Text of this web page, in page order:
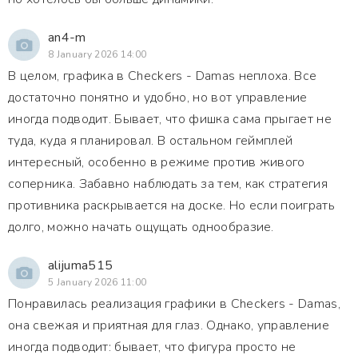
an4-m
8 January 2026 14:00
В целом, графика в Checkers - Damas неплоха. Все
достаточно понятно и удобно, но вот управление
иногда подводит. Бывает, что фишка сама прыгает не
туда, куда я планировал. В остальном геймплей
интересный, особенно в режиме против живого
соперника. Забавно наблюдать за тем, как стратегия
противника раскрывается на доске. Но если поиграть
долго, можно начать ощущать однообразие.
alijuma515
5 January 2026 11:00
Понравилась реализация графики в Checkers - Damas,
она свежая и приятная для глаз. Однако, управление
иногда подводит: бывает, что фигура просто не